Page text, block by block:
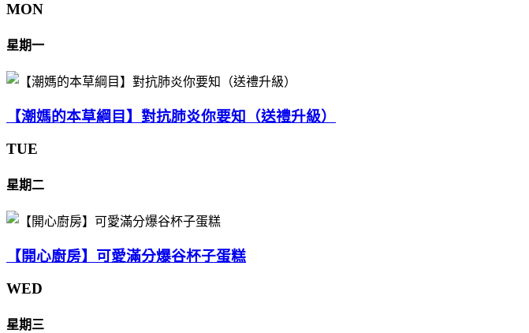
MON
星期一
【潮媽的本草綱目】對抗肺炎你要知（送禮升級）
TUE
星期二
【開心廚房】可愛滿分爆谷杯子蛋糕
WED
星期三